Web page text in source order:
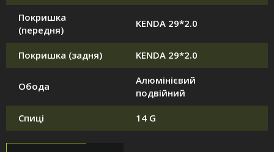
Покришка
(передня)
KENDA 29*2.0
Покришка (задня) KENDA 29*2.0
Обода
Алюмінієвий
подвійний
Спиці 14 G